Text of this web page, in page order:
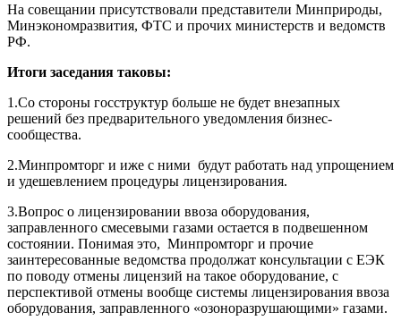
На совещании присутствовали представители Минприроды,
Минэкономразвития, ФТС и прочих министерств и ведомств
РФ.
Итоги заседания таковы:
1.Со стороны госструктур больше не будет внезапных
решений без предварительного уведомления бизнес-
сообщества.
2.Минпромторг и иже с ними будут работать над упрощением
и удешевлением процедуры лицензирования.
3.Вопрос о лицензировании ввоза оборудования,
заправленного смесевыми газами остается в подвешенном
состоянии. Понимая это, Минпромторг и прочие
заинтересованные ведомства продолжат консультации с ЕЭК
по поводу отмены лицензий на такое оборудование, с
перспективой отмены вообще системы лицензирования ввоза
оборудования, заправленного «озоноразрушающими» газами.